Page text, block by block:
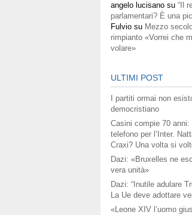
angelo lucisano su “Il
parlamentari? È una
Fulvio su Mezzo
rimpianto «Vorrei che
volare»
ULTIMI POST
I partiti ormai non
democristiano
Casini compie 70 anni:
telefono per l’Inter.
Craxi? Una volta si
Dazi: «Bruxelles ne
vera unità»
Dazi: “Inutile adulare
La Ue deve adottare
«Leone XIV l’uomo